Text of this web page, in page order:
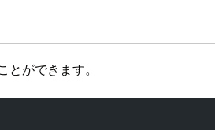
ができます。